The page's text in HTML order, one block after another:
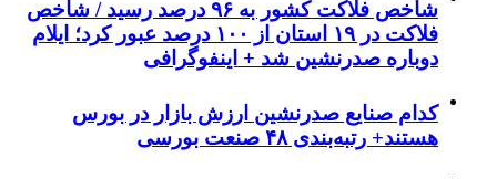
شاخص فلاکت کشور به ۹۶ درصد رسید / شاخص
فلاکت در ۱۹ استان از ۱۰۰ درصد عبور کرد؛ ایلام
دوباره صدرنشین شد + اینفوگرافی
کدام صنایع صدرنشین‌ ارزش بازار در بورس
هستند+ رتبه‌بندی ۴۸ صنعت بورسی